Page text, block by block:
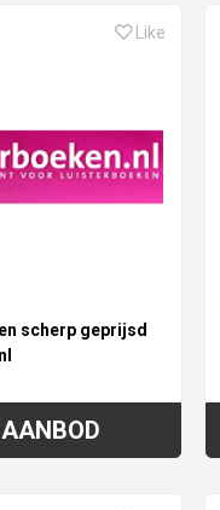
Like
scherp geprijsd